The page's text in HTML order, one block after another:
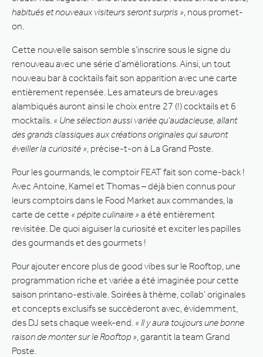
habitués et nouveaux visiteurs seront surpris » , nous promet-
on.
Cette nouvelle saison semble s’inscrire sous le signe du
renouveau avec une série d’améliorations. Ainsi, un tout
nouveau bar à cocktails fait son apparition avec une carte
entièrement repensée. Les amateurs de breuvages
alambiqués auront ainsi le choix entre 27 (!) cocktails et 6
mocktails. « Une sélection aussi variée qu’audacieuse, allant
des grands classiques aux créations originales qui sauront
éveiller la curiosité » , précise-t-on à La Grand Poste.
Pour les gourmands, le comptoir FEAT fait son come-back !
Avec Antoine, Kamel et Thomas – déjà bien connus pour
leurs comptoirs dans le Food Market aux commandes, la
carte de cette « pépite culinaire » a été entièrement
revisitée. De quoi aiguiser la curiosité et exciter les papilles
des gourmands et des gourmets !
Pour ajouter encore plus de good vibes sur le Rooftop, une
programmation riche et variée a été imaginée pour cette
saison printano-estivale. Soirées à thème, collab’ originales
et concepts exclusifs se succèderont avec, évidemment,
des DJ sets chaque week-end. « Il y aura toujours une bonne
raison de monter sur le Rooftop » , garantit la team Grand
Poste.